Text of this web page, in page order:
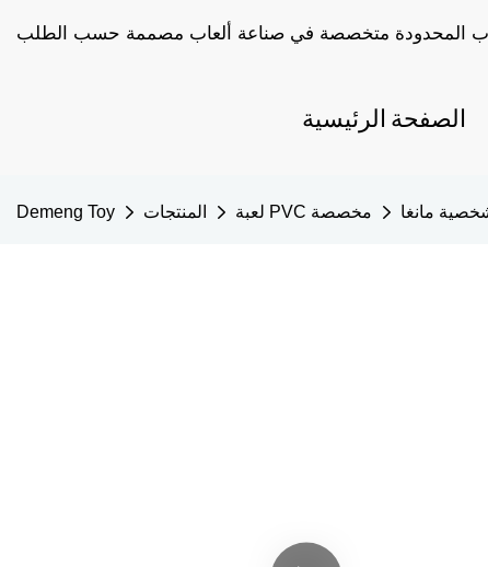
الصفحة الرئيسية
Demeng Toy المنتجات لعبة PVC مخصصة مانغا